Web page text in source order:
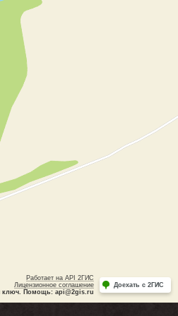
Работает на API 2ГИС
Лицензионное соглашение
ключ. Помощь: api@2gis.ru
Доехать с 2ГИС